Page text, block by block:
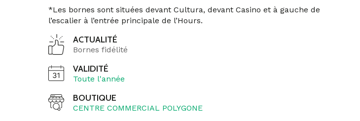
*Les bornes sont situées devant Cultura, devant Casino et à gauche de
l’escalier à l’entrée principale de l’Hours.
ACTUALITÉ
Bornes fidélité
VALIDITÉ
Toute l'année
BOUTIQUE
CENTRE COMMERCIAL POLYGONE